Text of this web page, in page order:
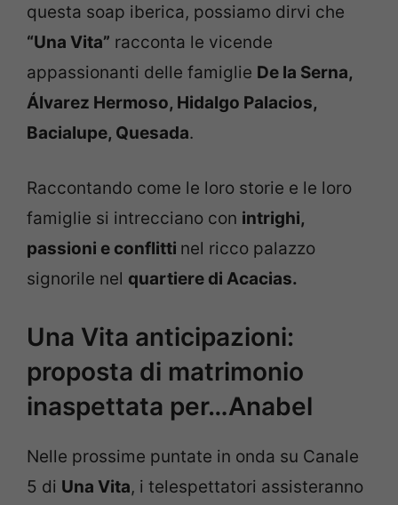
questa soap iberica, possiamo dirvi che
“Una Vita” racconta le vicende
appassionanti delle famiglie De la Serna,
Álvarez Hermoso, Hidalgo Palacios,
Bacialupe, Quesada.
Raccontando come le loro storie e le loro
famiglie si intrecciano con intrighi,
passioni e conflitti nel ricco palazzo
signorile nel quartiere di Acacias.
Una Vita anticipazioni:
proposta di matrimonio
inaspettata per…Anabel
Nelle prossime puntate in onda su Canale
5 di Una Vita, i telespettatori assisteranno